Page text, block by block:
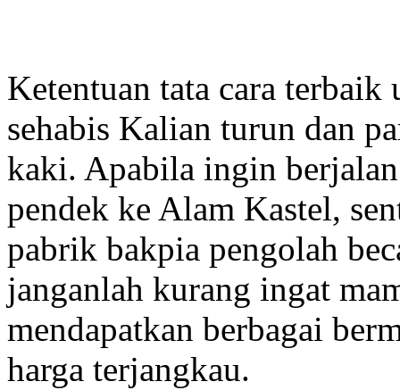
Ketentuan tata cara
sehabis Kalian turun dan
kaki. Apabila ingin
pendek ke Alam Kastel,
pabrik bakpia pengolah
janganlah kurang ingat
mendapatkan berbagai
harga terjangkau.